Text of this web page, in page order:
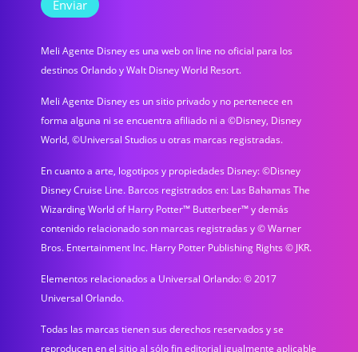
Meli Agente Disney es una web on line no oficial para los
destinos Orlando y Walt Disney World Resort.
Meli Agente Disney es un sitio privado y no pertenece en
forma alguna ni se encuentra afiliado ni a ©Disney, Disney
World, ©Universal Studios u otras marcas registradas.
En cuanto a arte, logotipos y propiedades Disney: ©Disney
Disney Cruise Line. Barcos registrados en: Las Bahamas The
Wizarding World of Harry Potter™ Butterbeer™ y demás
contenido relacionado son marcas registradas y © Warner
Bros. Entertainment Inc. Harry Potter Publishing Rights © JKR.
Elementos relacionados a Universal Orlando: © 2017
Universal Orlando.
Todas las marcas tienen sus derechos reservados y se
reproducen en el sitio al sólo fin editorial igualmente aplicable